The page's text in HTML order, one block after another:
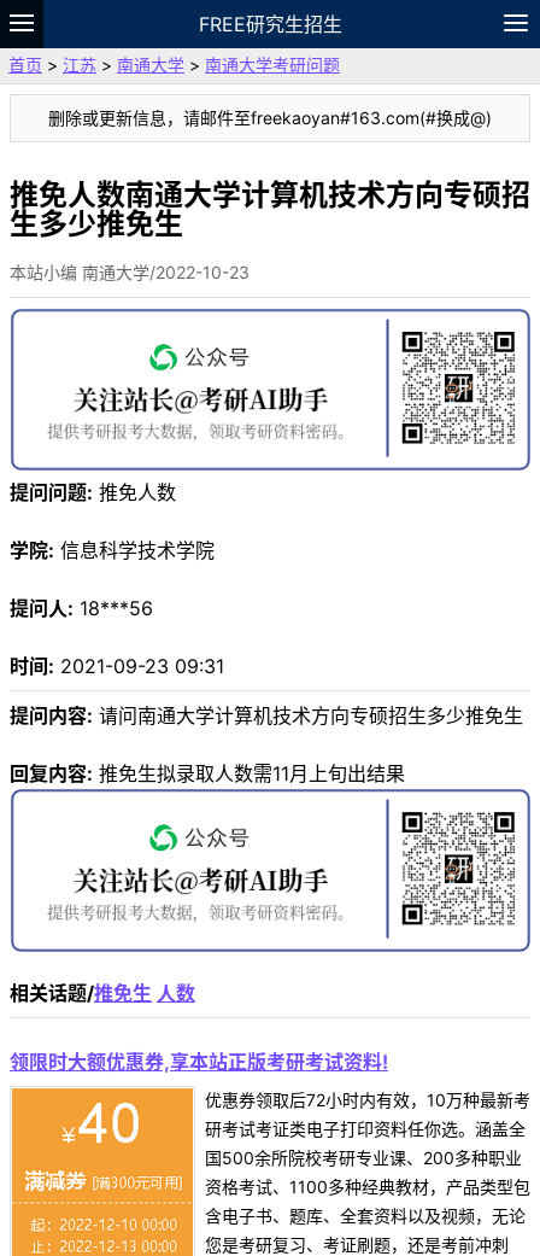
FREE研究生招生
题库
故事 专题 APP 笔记
VIP
资料
首页 > 江苏 > 南通大学 > 南通大学考研问题
删除或更新信息，请邮件至freekaoyan#163.com(#换成@)
推免人数南通大学计算机技术方向专硕招
生多少推免生
本站小编 南通大学/2022-10-23
提问问题: 推免人数
学院: 信息科学技术学院
提问人: 18***56
时间: 2021-09-23 09:31
提问内容: 请问南通大学计算机技术方向专硕招生多少推免生
回复内容: 推免生拟录取人数需11月上旬出结果
相关话题/推免生 人数
领限时大额优惠券,享本站正版考研考试资料!
优惠券领取后72小时内有效，10万种最新考
研考试考证类电子打印资料任你选。涵盖全
国500余所院校考研专业课、200多种职业
资格考试、1100多种经典教材，产品类型包
含电子书、题库、全套资料以及视频，无论
您是考研复习、考证刷题，还是考前冲刺